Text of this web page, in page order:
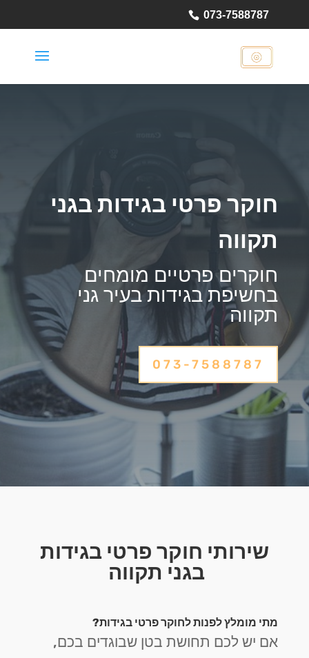
073-7588787
חוקר פרטי בגידות בגני
תקווה
חוקרים פרטיים מומחים
בחשיפת בגידות בעיר גני
תקווה
073-7588787
שירותי חוקר פרטי בגידות
בגני תקווה
מתי מומלץ לפנות לחוקר פרטי בגידות?
אם יש לכם תחושת בטן שבוגדים בכם,